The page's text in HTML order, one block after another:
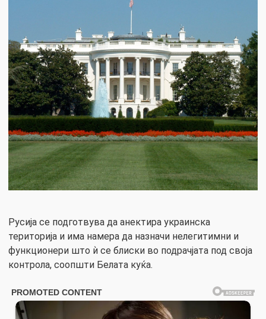
Русија се подготвува да анектира украинска
територија и има намера да назначи нелегитимни и
функционери што ѝ се блиски во подрачјата под своја
контрола, соопшти Белата куќа.